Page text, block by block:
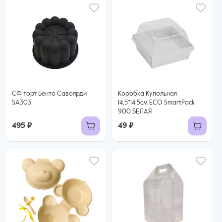
СФ торт Бенто Савоярди
SA303
495 ₽
Коробка Купольная
14,5*14,5см ECO SmartPack
900 БЕЛАЯ
49 ₽